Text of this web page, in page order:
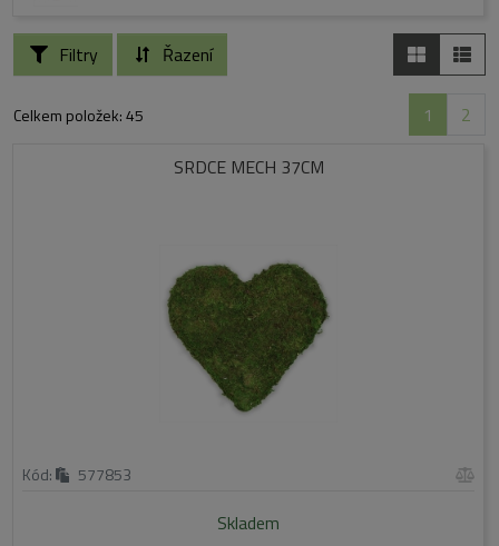
Filtry Řazení
Celkem položek: 45 1
2
SRDCE MECH 37CM
Kód: 577853
Skladem